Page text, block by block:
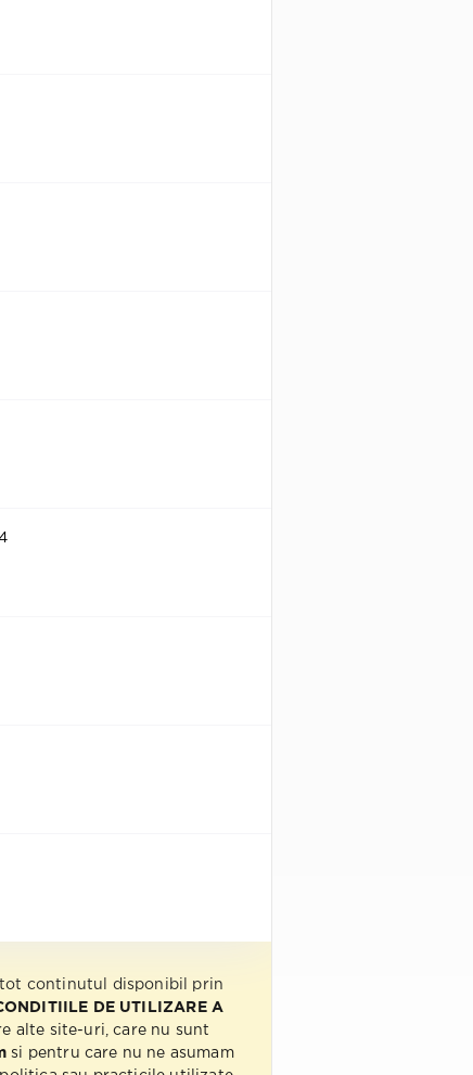
continutul disponibil prin
DE UTILIZARE A
alte site-uri, care nu sunt
si pentru care nu ne asumam